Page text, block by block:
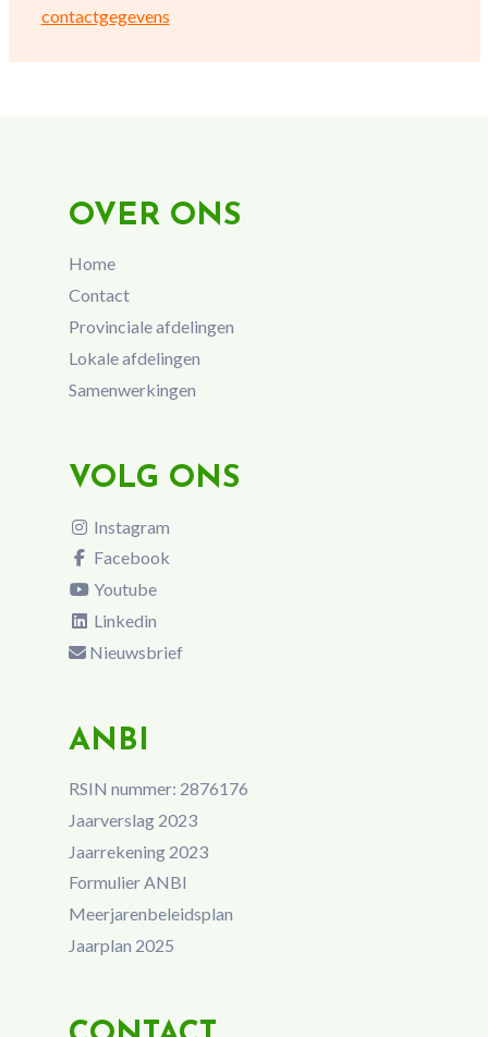
contactgegevens
OVER ONS
Home
Contact
Provinciale afdelingen
Lokale afdelingen
Samenwerkingen
VOLG ONS
Instagram
Facebook
Youtube
Linkedin
Nieuwsbrief
ANBI
RSIN nummer: 2876176
Jaarverslag 2023
Jaarrekening 2023
Formulier ANBI
Meerjarenbeleidsplan
Jaarplan 2025